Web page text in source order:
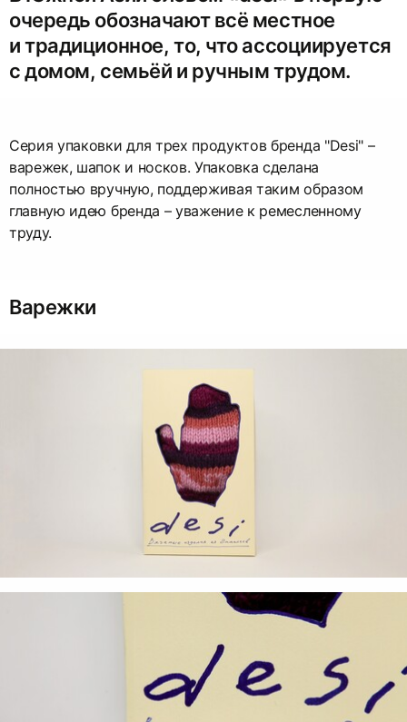
очередь обозначают всё местное
и традиционное, то, что ассоциируется
с домом, семьёй и ручным трудом.
Серия упаковки для трех продуктов бренда "Desi" –
варежек, шапок и носков. Упаковка сделана
полностью вручную, поддерживая таким образом
главную идею бренда – уважение к ремесленному
труду.
Варежки